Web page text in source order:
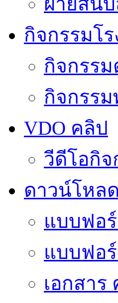
กิจกรรมโร
กิจกรรม
กิจกรร
VDO คลิป
วีดีโอกิจ
ดาวน์โหล
แบบฟอ
แบบฟอ
เอกสา